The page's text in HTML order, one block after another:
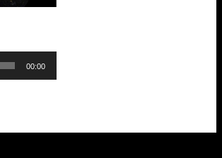
00:00